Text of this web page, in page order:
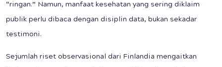
“ringan.” Namun, manfaat kesehatan yang sering diklaim
publik perlu dibaca dengan disiplin data, bukan sekadar
testimoni.
Sejumlah riset observasional dari Finlandia mengaitkan